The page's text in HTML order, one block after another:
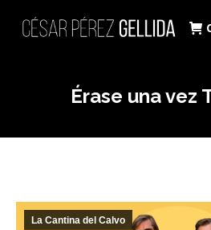
Érase una vez
La Cantina del Calvo